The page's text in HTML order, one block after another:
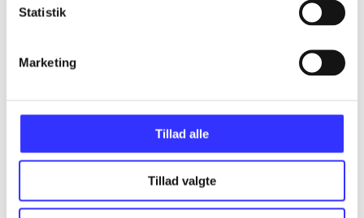
Statistik
Marketing
Tillad alle
Tillad valgte
...
...